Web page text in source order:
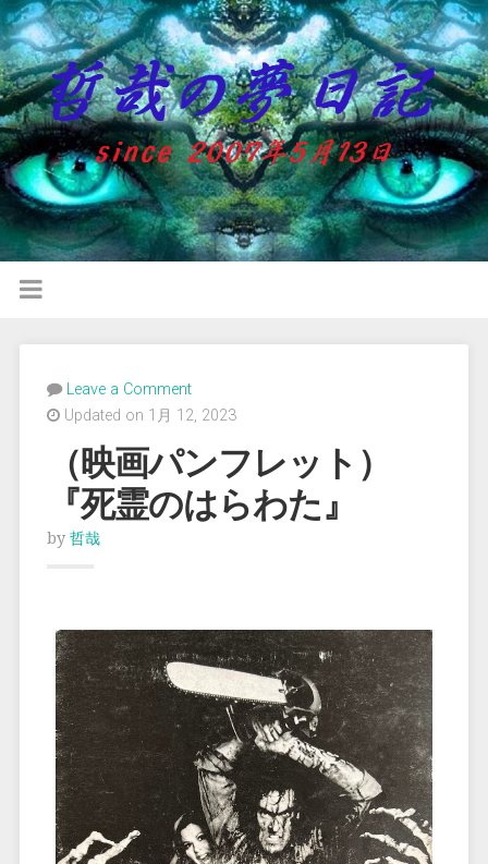
Leave a Comment
Updated on 1月 12, 2023
（映画パンフレット）
『死霊のはらわた』
by 哲哉